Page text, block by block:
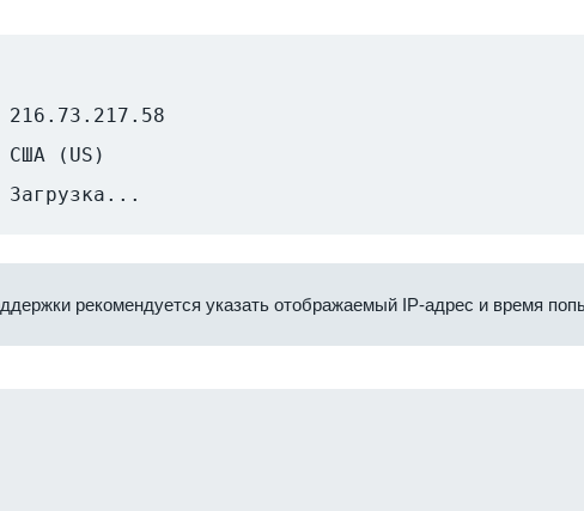
216.73.217.58
США (US)
Загрузка...
рекомендуется указать отображаемый IP-адрес и время